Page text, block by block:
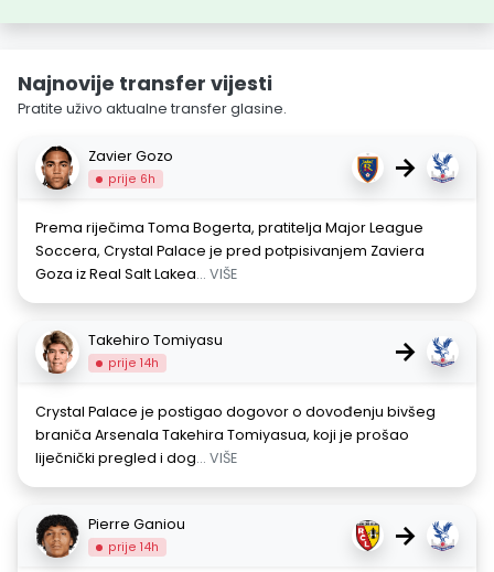
Najnovije transfer vijesti
Pratite uživo aktualne transfer glasine.
Zavier Gozo
prije 6h →
Prema riječima Toma Bogerta, pratitelja Major League
Soccera, Crystal Palace je pred potpisivanjem Zaviera
Goza iz Real Salt Lakea... VIŠE
Takehiro Tomiyasu
prije 14h →
Crystal Palace je postigao dogovor o dovođenju bivšeg
braniča Arsenala Takehira Tomiyasua, koji je prošao
liječnički pregled i dog... VIŠE
Pierre Ganiou
prije 14h →